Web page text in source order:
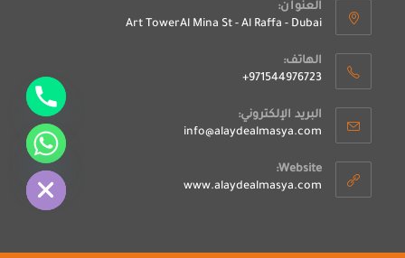
العنوان:
Art TowerAl Mina St - Al Raffa - Dubai
الهاتف:
971544976723+
البريد الإلكتروني:
info@alaydealmasya.com
Website:
www.alaydealmasya.com
Hide chaty